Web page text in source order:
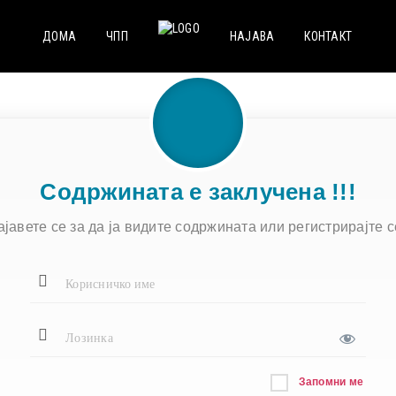
ДОМА ЧПП НАЈАВА КОНТАКТ
Содржината е заклучена !!!
се за да ја видите содржината или регистрирајте
Запомни ме